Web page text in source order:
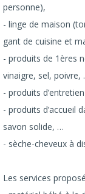
personne),
- linge de maison
gant de cuisine et
- produits de 1ères
vinaigre, sel, poivre,
- produits
- produits d’accueil
savon solide, …
- sèche-cheveux à
Les services